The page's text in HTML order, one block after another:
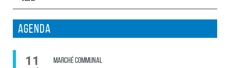
Agenda
11 MARCHÉ COMMUNAL